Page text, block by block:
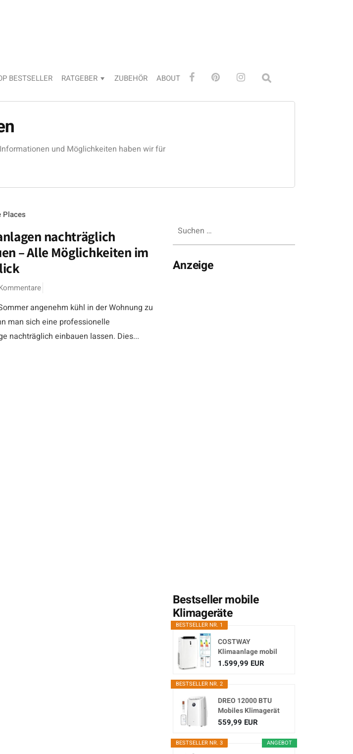
BESTSELLER RATGEBER ZUBEHÖR ABOUT
und Möglichkeiten haben wir für
Places
nachträglich
– Alle Möglichkeiten im
angenehm kühl in der Wohnung zu
man sich eine professionelle
nachträglich einbauen lassen. Dies...
nach:
Anzeige
Bestseller mobile
Klimageräte
BESTSELLER NR. 1
COSTWAY
Klimaanlage mobil
16000BTU,
1.599,99 EUR
BESTSELLER NR. 2
DREO 12000 BTU
Mobiles Klimagerät
(3-in...
559,99 EUR
ANGEBOT
BESTSELLER NR. 3